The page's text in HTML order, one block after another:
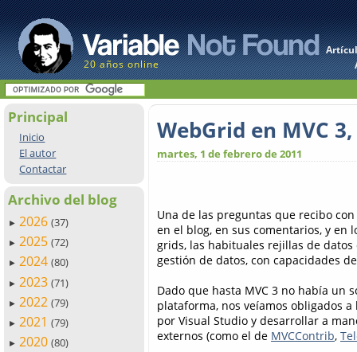
20 años online
Principal
Inicio
El autor
Contactar
Archivo del blog
► 2026 (37)
► 2025 (72)
► 2024 (80)
► 2023 (71)
► 2022 (79)
► 2021 (79)
► 2020 (80)
WebGrid en MVC
martes, 1 de febrero de 2011
Una de las preguntas que recibo
en el blog, en sus comentarios, y en
grids, las habituales rejillas de
gestión de datos, con capacidades
Dado que hasta MVC 3 no había
plataforma, nos veíamos obligados
por Visual Studio y desarrollar a
externos (como el de MVCContrib,